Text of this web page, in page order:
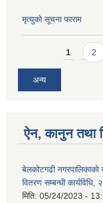
मृत्युको सूचना फाराम
Pages1 2
अन्य
ऐन, कानुन तथा
बेलकोटगढी
वितरण सम्बन्धी कार्यविधि,
मिति: 05/24/2023 -